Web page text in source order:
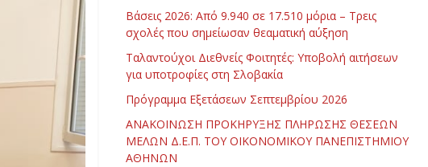
Βάσεις 2026: Από 9.940 σε 17.510 μόρια – Τρεις
σχολές που σημείωσαν θεαματική αύξηση
Ταλαντούχοι Διεθνείς Φοιτητές: Υποβολή αιτήσεων
για υποτροφίες στη Σλοβακία
Πρόγραμμα Εξετάσεων Σεπτεμβρίου 2026
ΑΝΑΚΟΙΝΩΣΗ ΠΡΟΚΗΡΥΞΗΣ ΠΛΗΡΩΣΗΣ ΘΕΣΕΩΝ
ΜΕΛΩΝ Δ.Ε.Π. ΤΟΥ ΟΙΚΟΝΟΜΙΚΟΥ ΠΑΝΕΠΙΣΤΗΜΙΟΥ
ΑΘΗΝΩΝ